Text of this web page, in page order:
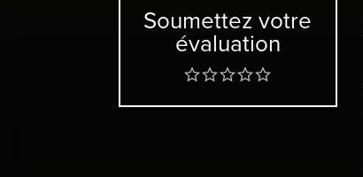
Soumettez votre
évaluation